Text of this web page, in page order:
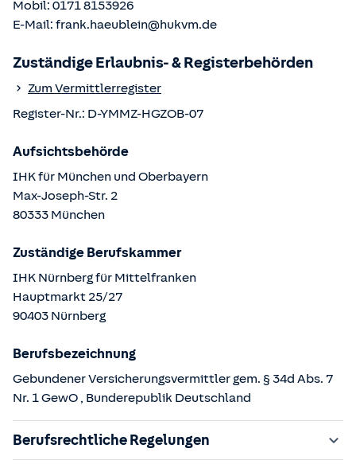
Mobil: 0171 8153926
E-Mail: frank.haeublein@hukvm.de
Zuständige Erlaubnis- & Registerbehörden
Zum Vermittlerregister
Register-Nr.: D-YMMZ-HGZOB-07
Aufsichtsbehörde
IHK für München und Oberbayern
Max-Joseph-Str. 2
80333 München
Zuständige Berufskammer
IHK Nürnberg für Mittelfranken
Hauptmarkt 25/27
90403 Nürnberg
Berufsbezeichnung
Gebundener Versicherungsvermittler gem. § 34d Abs. 7
Nr. 1 GewO , Bunderepublik Deutschland
Berufsrechtliche Regelungen